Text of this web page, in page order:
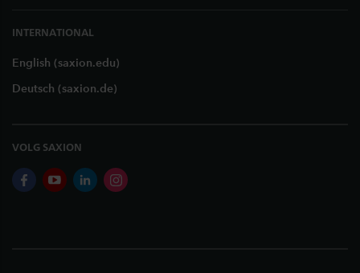
INTERNATIONAL
English (saxion.edu)
Deutsch (saxion.de)
VOLG SAXION
facebookyoutubelinkedininstagram